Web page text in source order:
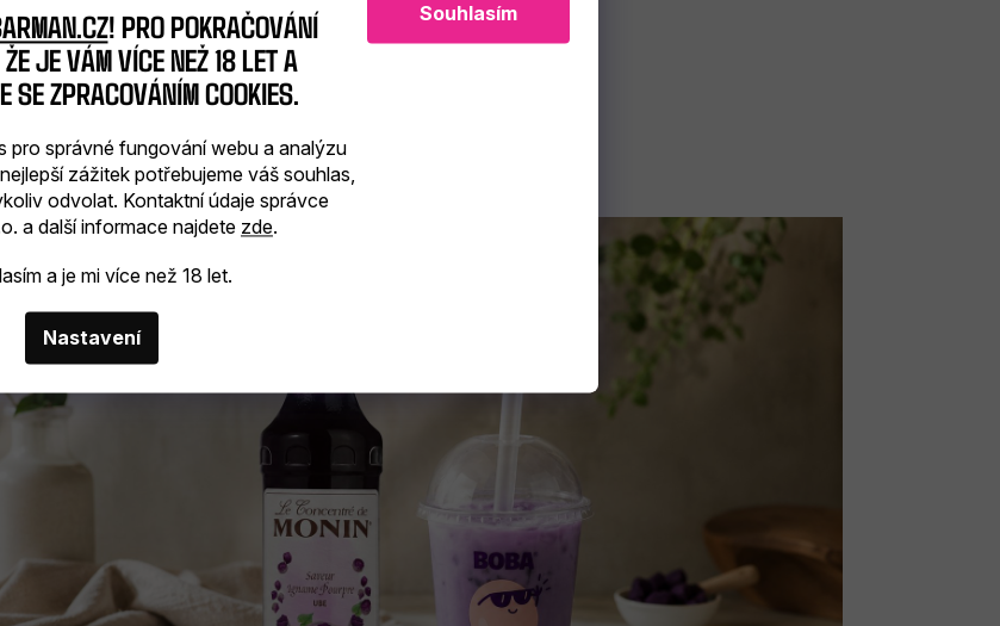
! PRO POKRAČOVÁNÍ
JE VÁM VÍCE NEŽ 18 LET A
SE ZPRACOVÁNÍM COOKIES.
pro správné fungování webu a analýzu
zážitek potřebujeme váš souhlas,
odvolat. Kontaktní údaje správce
a další informace najdete zde.
a je mi více než 18 let.
Nastavení
Souhlasím
UBE V BUBBLE TEA?